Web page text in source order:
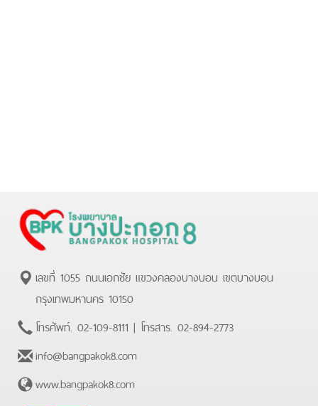
เลขที่ 1055 ถนนเอกชัย แขวงคลองบางบอน เขตบางบอน
กรุงเทพมหานคร 10150
โทรศัพท์. 02-109-8111 | โทรสาร. 02-894-2773
info@bangpakok8.com
www.bangpakok8.com